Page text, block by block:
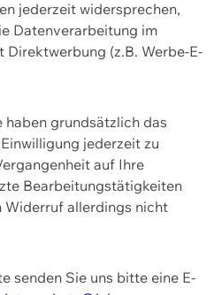
jederzeit widersprechen,
Datenverarbeitung im
Direktwerbung (z.B. Werbe-E-
grundsätzlich das
jederzeit zu
auf Ihre
Bearbeitungstätigkeiten
Widerruf allerdings nicht
senden Sie uns bitte eine E-